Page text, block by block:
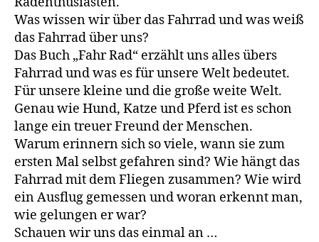
Was wissen wir über das Fahrrad und was weiß
das Fahrrad über uns?
Das Buch „Fahr Rad“ erzählt uns alles übers
Fahrrad und was es für unsere Welt bedeutet.
Für unsere kleine und die große weite Welt.
Genau wie Hund, Katze und Pferd ist es schon
lange ein treuer Freund der Menschen.
Warum erinnern sich so viele, wann sie zum
ersten Mal selbst gefahren sind? Wie hängt das
Fahrrad mit dem Fliegen zusammen? Wie wird
ein Ausflug gemessen und woran erkennt man,
wie gelungen er war?
Schauen wir uns das einmal an …